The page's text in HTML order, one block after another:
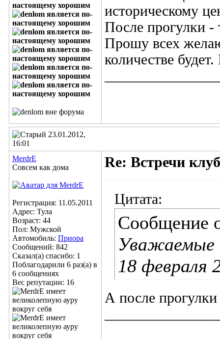
историческому
После прогулки -
Прошу всех
количестве
23.01.2012,
16:01
MerdrE
Совсем как дома
Регистрация: 11.05.2011
Адрес: Тула
Возраст: 44
Пол: Мужской
Автомобиль: Приора
Сообщений: 842
Сказал(а) спасибо: 1
Поблагодарили 6 раз(а) в
6 сообщениях
Вес репутации: 16
Re: Встречи
Цитата:
Сообщение
Уважаемые
18 февраля
А после